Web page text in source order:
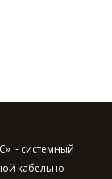
- системный
кабельно-